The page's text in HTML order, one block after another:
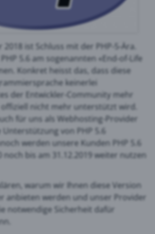
2018 ist Schluss mit der PHP-5-Ära.
5.6 am sogenannten «End-of-Life
Konkret heisst das, dass diese
keinerlei
der Entwickler-Community mehr
nicht mehr unterstützt wird.
für uns als Webhosting-Provider
von PHP 5.6
werden unsere Kunden PHP 5.6
noch bis am 31.12.2019 weiter nutzen
warum wir Ihnen diese Version
anbieten werden und unser Provider
notwendige Sicherheit dafür